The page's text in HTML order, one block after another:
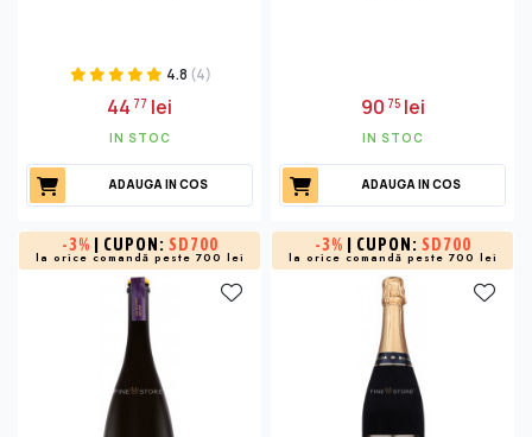
4.8 (4)
44 77 lei
IN STOC
ADAUGA IN COS
90 75lei
IN STOC
ADAUGA IN COS
-3% | CUPON: SD700
la orice comandă peste 700 lei
-3% | CUPON: SD700
la orice comandă peste 700 lei